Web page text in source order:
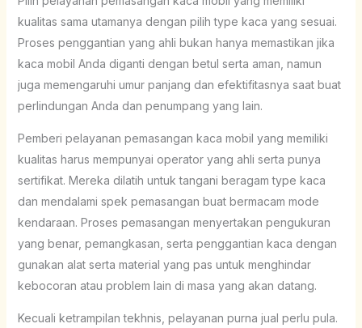
kualitas sama utamanya dengan pilih type kaca yang sesuai.
Proses penggantian yang ahli bukan hanya memastikan jika
kaca mobil Anda diganti dengan betul serta aman, namun
juga memengaruhi umur panjang dan efektifitasnya saat buat
perlindungan Anda dan penumpang yang lain.
Pemberi pelayanan pemasangan kaca mobil yang memiliki
kualitas harus mempunyai operator yang ahli serta punya
sertifikat. Mereka dilatih untuk tangani beragam type kaca
dan mendalami spek pemasangan buat bermacam mode
kendaraan. Proses pemasangan menyertakan pengukuran
yang benar, pemangkasan, serta penggantian kaca dengan
gunakan alat serta material yang pas untuk menghindar
kebocoran atau problem lain di masa yang akan datang.
Kecuali ketrampilan tekhnis, pelayanan purna jual perlu pula.